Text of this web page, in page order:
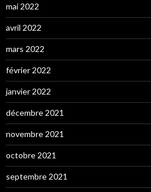
mai 2022
avril 2022
mars 2022
février 2022
janvier 2022
décembre 2021
novembre 2021
octobre 2021
septembre 2021